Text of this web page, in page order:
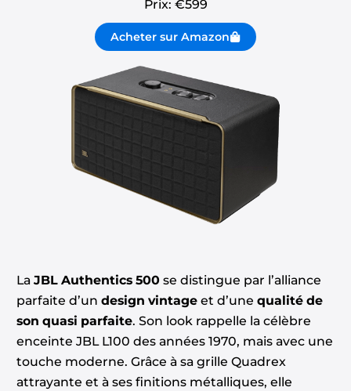
Prix: €599
Acheter sur Amazon
La JBL Authentics 500se distingue par l’alliance
parfaite d’un design vintageet d’une qualité de
son quasi parfaite. Son look rappelle la célèbre
enceinte JBL L100 des années 1970, mais avec une
touche moderne. Grâce à sa grille Quadrex
attrayante et à ses finitions métalliques, elle